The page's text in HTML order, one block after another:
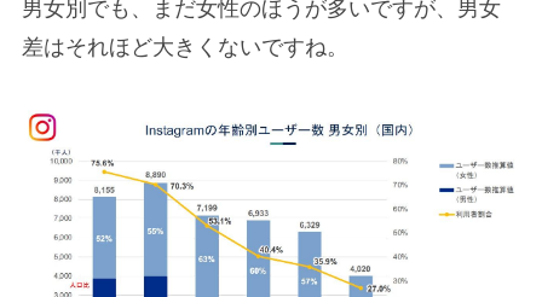
男女別でも、まだ女性のほうが多いですが、男女
差はそれほど大きくないですね。